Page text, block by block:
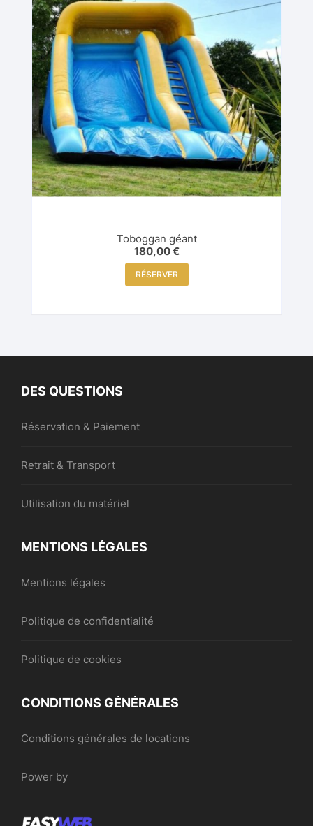
Toboggan géant
180,00€
RÉSERVER
DES QUESTIONS
Réservation & Paiement
Retrait & Transport
Utilisation du matériel
MENTIONS LÉGALES
Mentions légales
Politique de confidentialité
Politique de cookies
CONDITIONS GÉNÉRALES
Conditions générales de locations
Power by